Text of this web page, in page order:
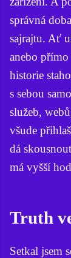
správná
sajrajtu. Ať
anebo
historie
s sebou
služeb,
všude
dá
má vyšší
Truth
Setkal jsem